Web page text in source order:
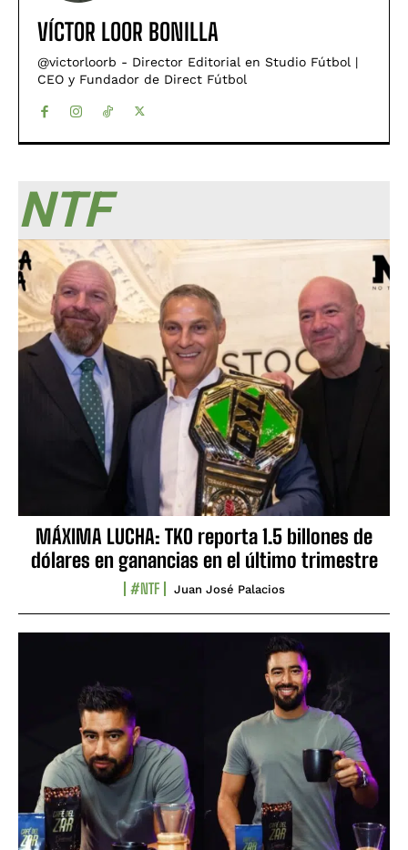
VÍCTOR LOOR BONILLA
@victorloorb - Director Editorial en Studio Fútbol |
CEO y Fundador de Direct Fútbol
NTF
MÁXIMA LUCHA: TKO reporta 1.5 billones de
dólares en ganancias en el último trimestre
#NTF Juan José Palacios